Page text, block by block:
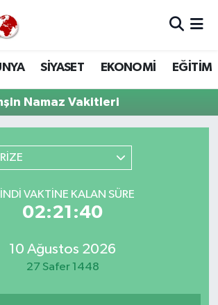
SİYASET EKONOMİ EĞİTİM
Namaz Vakitleri
RİZE
VAKTINE KALAN SÜRE
02:21:40
10 Ağustos 2026
27 Safer 1448
Haberleri